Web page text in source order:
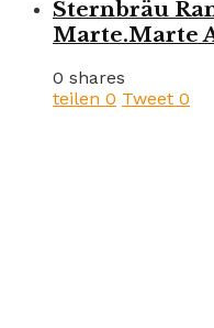
Sternbräu
Marte.Marte
0 shares
teilen 0 Tweet 0